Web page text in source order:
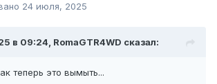
24 июля, 2025
в 09:24, RomaGTR4WD сказал:
теперь это вымыть...